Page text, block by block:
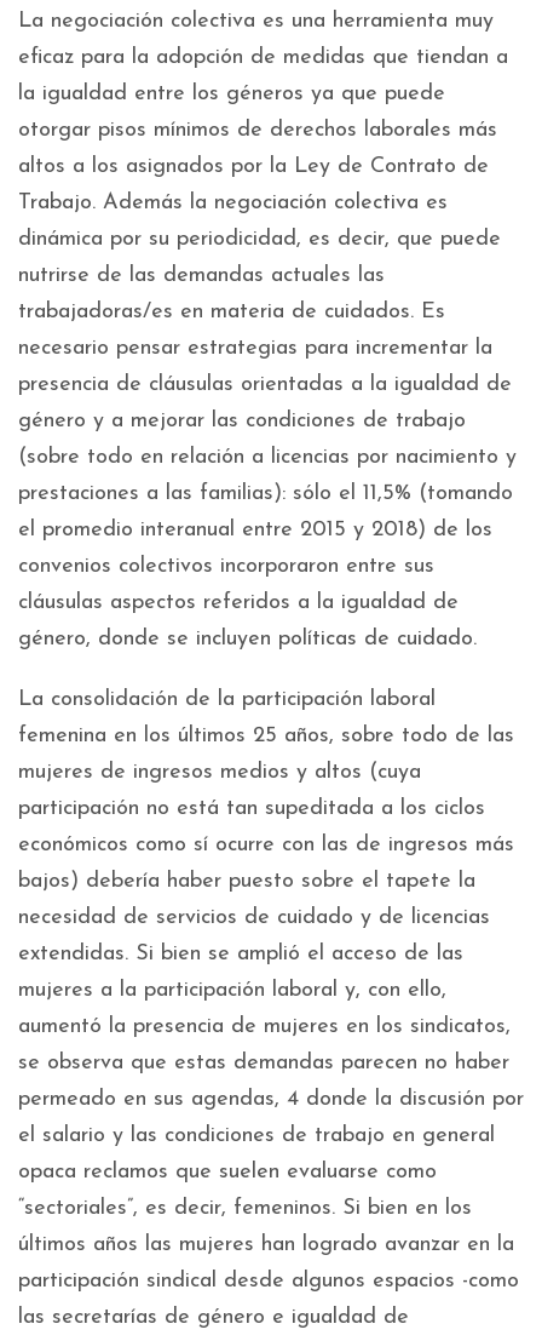
La negociación colectiva es una herramienta muy
eficaz para la adopción de medidas que tiendan a
la igualdad entre los géneros ya que puede
otorgar pisos mínimos de derechos laborales más
altos a los asignados por la Ley de Contrato de
Trabajo. Además la negociación colectiva es
dinámica por su periodicidad, es decir, que puede
nutrirse de las demandas actuales las
trabajadoras/es en materia de cuidados. Es
necesario pensar estrategias para incrementar la
presencia de cláusulas orientadas a la igualdad de
género y a mejorar las condiciones de trabajo
(sobre todo en relación a licencias por nacimiento y
prestaciones a las familias): sólo el 11,5% (tomando
el promedio interanual entre 2015 y 2018) de los
convenios colectivos incorporaron entre sus
cláusulas aspectos referidos a la igualdad de
género, donde se incluyen políticas de cuidado.
La consolidación de la participación laboral
femenina en los últimos 25 años, sobre todo de las
mujeres de ingresos medios y altos (cuya
participación no está tan supeditada a los ciclos
económicos como sí ocurre con las de ingresos más
bajos) debería haber puesto sobre el tapete la
necesidad de servicios de cuidado y de licencias
extendidas. Si bien se amplió el acceso de las
mujeres a la participación laboral y, con ello,
aumentó la presencia de mujeres en los sindicatos,
se observa que estas demandas parecen no haber
permeado en sus agendas, 4 donde la discusión por
el salario y las condiciones de trabajo en general
opaca reclamos que suelen evaluarse como
“sectoriales”, es decir, femeninos. Si bien en los
últimos años las mujeres han logrado avanzar en la
participación sindical desde algunos espacios -como
las secretarías de género e igualdad de